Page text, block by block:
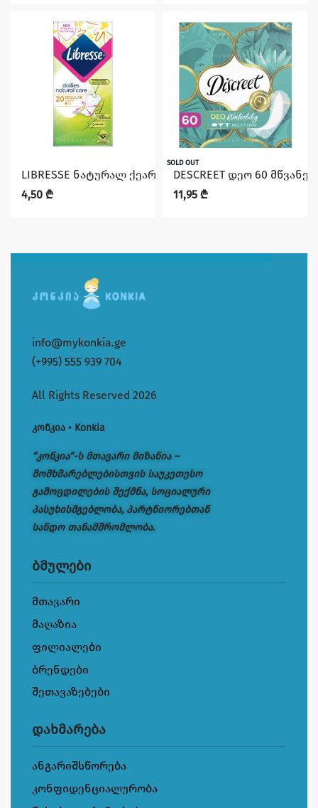
LIBRESSE ნატურალ ქეარ ყოველდღიური 20
4,50 ₾
SOLD OUT
DESCREET დეო 60 მწვანე
11,95 ₾
info@mykonkia.ge
(+995) 555 939 704
All Rights Reserved 2026
კონკია • Konkia
“კონკია“-ს მთავარი მიზანია –
მომხმარებლებისთვის საუკეთესო
გამოცდილების შექმნა, სოციალური
პასუხისმგებლობა, პარტნიორებთან
სანდო თანამშრომლობა.
ბმულები
მთავარი
მაღაზია
ფილიალები
ბრენდები
შეთავაზებები
დახმარება
ანგარიშსწორება
კონფიდენციალურობა